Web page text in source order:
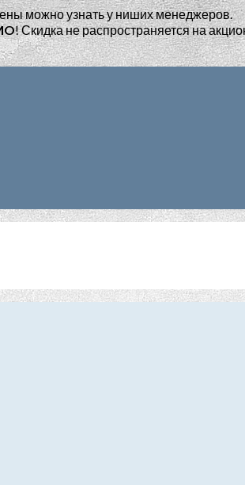
можно узнать у ниших менеджеров.
!Скидка не распространяется на